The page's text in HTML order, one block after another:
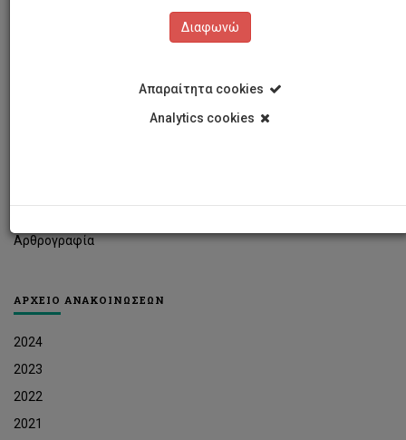
Αρθρογραφία
ΑΡΧΕΙΟ ΑΝΑΚΟΙΝΩΣΕΩΝ
2024
2023
2022
2021
Διαφωνώ
Απαραίτητα cookies
Analytics cookies